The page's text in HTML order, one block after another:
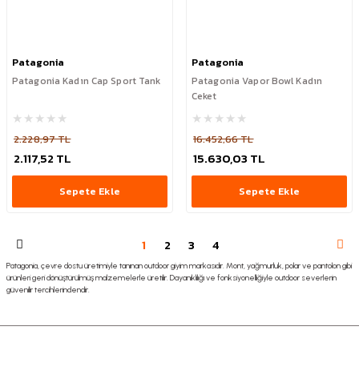
Patagonia
Patagonia Kadın Cap Sport Tank
2.228,97 TL
2.117,52 TL
Sepete Ekle
Patagonia
Patagonia Vapor Bowl Kadın
Ceket
16.452,66 TL
15.630,03 TL
Sepete Ekle
1 2 3 4
Patagonia, çevre dostu üretimiyle tanınan outdoor giyim markasıdır. Mont, yağmurluk, polar ve pantolon gibi
ürünleri geri dönüştürülmüş malzemelerle üretilir. Dayanıklılığı ve fonksiyonelliğiyle outdoor severlerin
güvenilir tercihlerindendir.